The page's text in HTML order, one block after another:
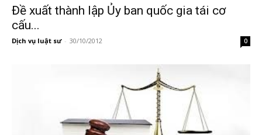
Đề xuất thành lập Ủy ban quốc gia tái cơ
cấu...
Dịch vụ luật sư - 30/10/2012 0